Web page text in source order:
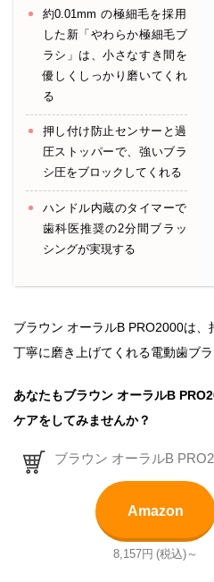
約0.01mm の極細毛を採用
した新「やわらか極細毛ブ
ラシ」は、小さなすき間を
優しくしっかり磨いてくれ
る
押し付け防止センサーと過
圧ストッパーで、強いブラ
シ圧をブロックしてくれる
ハンドル内蔵のタイマーで
歯科医推奨の2分間ブラッ
シングが実現する
ブラウン オーラルB PRO2000は
丁寧に磨き上げてくれる電動歯ブラ
あなたもブラウン オーラルB
ケアをしてみませんか？
ブラウン オーラルB
Amazon
8,157円 (税込)～